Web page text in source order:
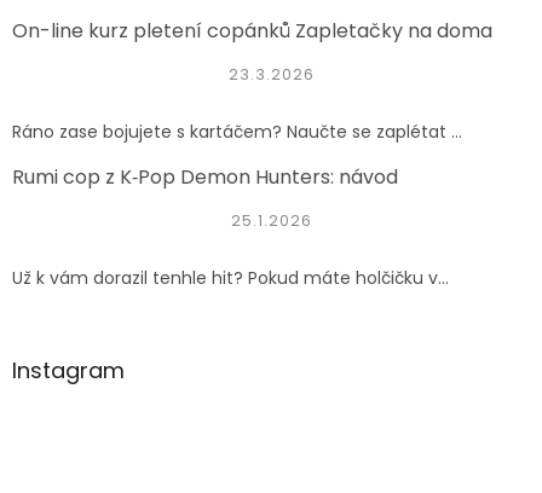
On-line kurz pletení copánků Zapletačky na doma
23.3.2026
Ráno zase bojujete s kartáčem? Naučte se zaplétat ...
Rumi cop z K‑Pop Demon Hunters: návod
25.1.2026
Už k vám dorazil tenhle hit? Pokud máte holčičku v...
Instagram